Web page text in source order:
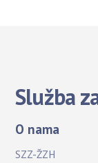
Služba
O nama
SZZ-ŽZH